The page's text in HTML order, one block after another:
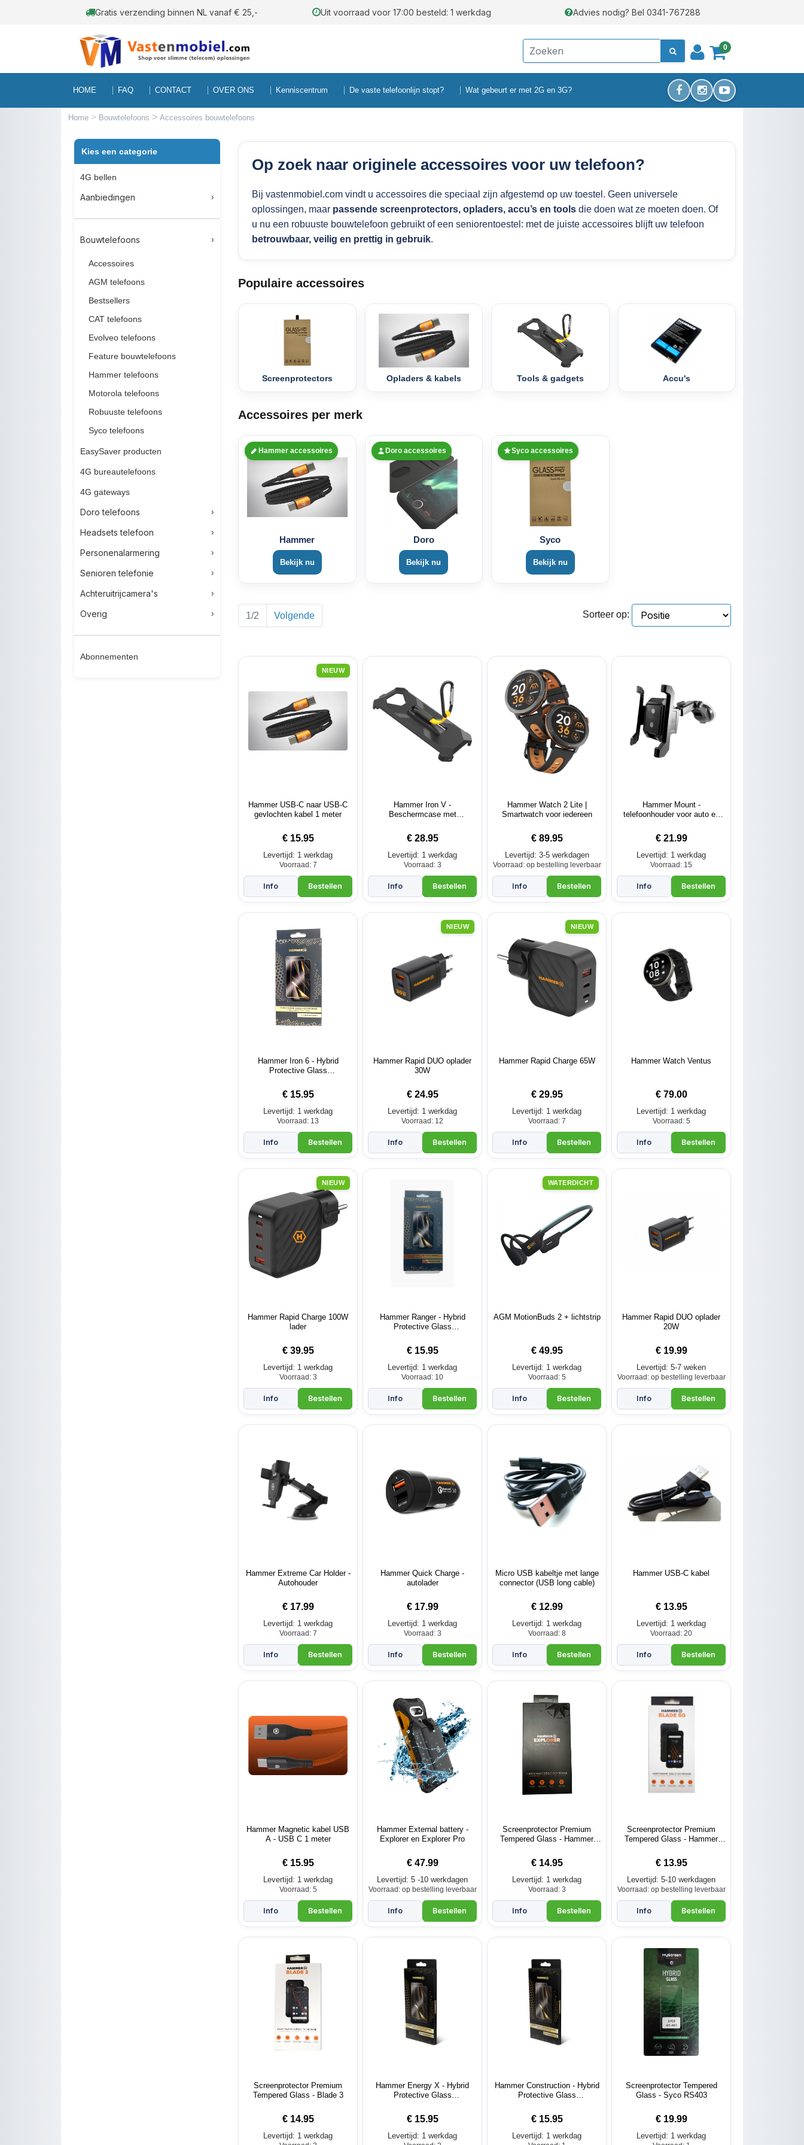
Gratis verzending binnen NL vanaf € 25,- Uit voorraad voor 17:00 besteld: 1 werkdag Advies nodig? Bel 0341-767288
0
HOME FAQ CONTACT OVER ONS Kenniscentrum De vaste telefoonlijn stopt? Wat gebeurt er met 2G en 3G?
Home > Bouwtelefoons > Accessoires bouwtelefoons
Kies een categorie
4G bellen
Aanbiedingen
Bouwtelefoons
Accessoires
AGM telefoons
Bestsellers
CAT telefoons
Evolveo telefoons
Feature bouwtelefoons
Hammer telefoons
Motorola telefoons
Robuuste telefoons
Syco telefoons
EasySaver producten
4G bureautelefoons
4G gateways
Doro telefoons
Headsets telefoon
Personenalarmering
Senioren telefonie
Achteruitrijcamera's
Overig
Abonnementen
Op zoek naar originele accessoires voor uw telefoon?
Bij vastenmobiel.com vindt u accessoires die speciaal zijn afgestemd op uw toestel. Geen universele
oplossingen, maar passende screenprotectors, opladers, accu’s en tools die doen wat ze moeten doen. Of
u nu een robuuste bouwtelefoon gebruikt of een seniorentoestel: met de juiste accessoires blijft uw telefoon
betrouwbaar, veilig en prettig in gebruik.
Populaire accessoires
Screenprotectors Opladers & kabels Tools & gadgets Accu's
Accessoires per merk
Hammer accessoires
Hammer
Bekijk nu
Doro accessoires
Doro
Bekijk nu
Syco accessoires
Syco
Bekijk nu
Sorteer op:
1/2 Volgende
NIEUW
Hammer USB-C naar USB-C
gevlochten kabel 1 meter
€ 15.95
Levertijd: 1 werkdag
Voorraad: 7
Hammer Iron V -
Beschermcase met
€ 28.95
Levertijd: 1 werkdag
Voorraad: 3
Hammer Watch 2 Lite |
Smartwatch voor iedereen
€ 89.95
Levertijd: 3-5 werkdagen
Voorraad: op bestelling leverbaar
Hammer Mount -
telefoonhouder voor auto en
€ 21.99
Levertijd: 1 werkdag
Voorraad: 15
Hammer Iron 6 - Hybrid
Protective Glass
€ 15.95
Levertijd: 1 werkdag
Voorraad: 13
NIEUW
Hammer Rapid DUO oplader
30W
€ 24.95
Levertijd: 1 werkdag
Voorraad: 12
NIEUW
Hammer Rapid Charge 65W
€ 29.95
Levertijd: 1 werkdag
Voorraad: 7
Hammer Watch Ventus
€ 79.00
Levertijd: 1 werkdag
Voorraad: 5
NIEUW
Hammer Rapid Charge 100W
lader
€ 39.95
Levertijd: 1 werkdag
Voorraad: 3
Hammer Ranger - Hybrid
Protective Glass
€ 15.95
Levertijd: 1 werkdag
Voorraad: 10
WATERDICHT
AGM MotionBuds 2 + lichtstrip
€ 49.95
Levertijd: 1 werkdag
Voorraad: 5
Hammer Rapid DUO oplader
20W
€ 19.99
Levertijd: 5-7 weken
Voorraad: op bestelling leverbaar
Hammer Extreme Car Holder -
Autohouder
€ 17.99
Levertijd: 1 werkdag
Voorraad: 7
Hammer Quick Charge -
autolader
€ 17.99
Levertijd: 1 werkdag
Voorraad: 3
Micro USB kabeltje met lange
connector (USB long cable)
€ 12.99
Levertijd: 1 werkdag
Voorraad: 8
Hammer USB-C kabel
€ 13.95
Levertijd: 1 werkdag
Voorraad: 20
Hammer Magnetic kabel USB
A - USB C 1 meter
€ 15.95
Levertijd: 1 werkdag
Voorraad: 5
Hammer External battery -
Explorer en Explorer Pro
€ 47.99
Levertijd: 5 -10 werkdagen
Voorraad: op bestelling leverbaar
Screenprotector Premium
Tempered Glass - Hammer
€ 14.95
Levertijd: 1 werkdag
Voorraad: 3
Screenprotector Premium
Tempered Glass - Hammer
€ 13.95
Levertijd: 5-10 werkdagen
Voorraad: op bestelling leverbaar
Screenprotector Premium
Tempered Glass - Blade 3
€ 14.95
Levertijd: 1 werkdag
Hammer Energy X - Hybrid
Protective Glass
€ 15.95
Levertijd: 1 werkdag
Hammer Construction - Hybrid
Protective Glass
€ 15.95
Levertijd: 1 werkdag
Screenprotector Tempered
Glass - Syco RS403
€ 19.99
Levertijd: 1 werkdag